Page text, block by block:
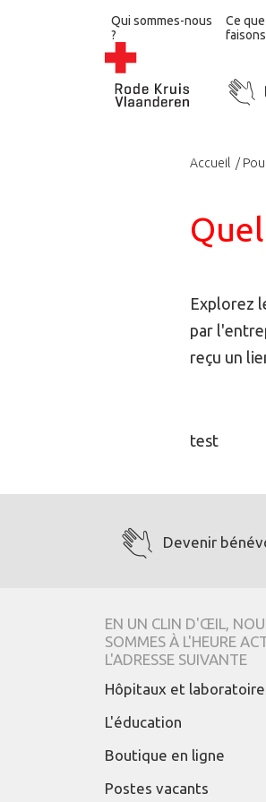
Qui sommes-nous
?
Ce
faisons
Accueil
Explorez
par
reçu un
test
Devenir
EN UN CLIN D'ŒIL,
SOMMES À L'HEURE
L'ADRESSE SUIVANTE
Hôpitaux et
L'éducation
Boutique en ligne
Postes vacants